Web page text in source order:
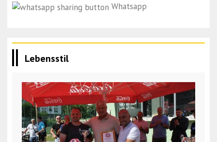
Whatsapp
Lebensstil